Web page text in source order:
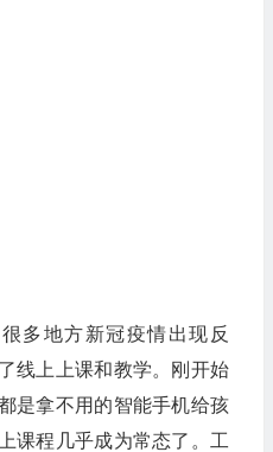
多地方新冠疫情出现反
线上上课和教学。刚开始
是拿不用的智能手机给孩
课程几乎成为常态了。工